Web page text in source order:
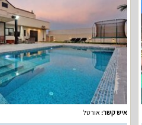
איש קשר: אורטל